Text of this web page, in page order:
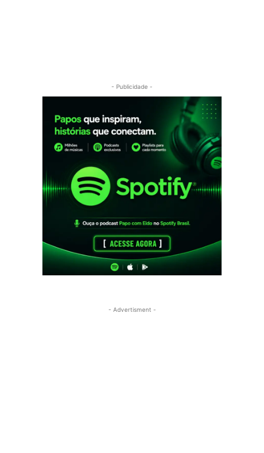
- Publicidade -
- Advertisment -